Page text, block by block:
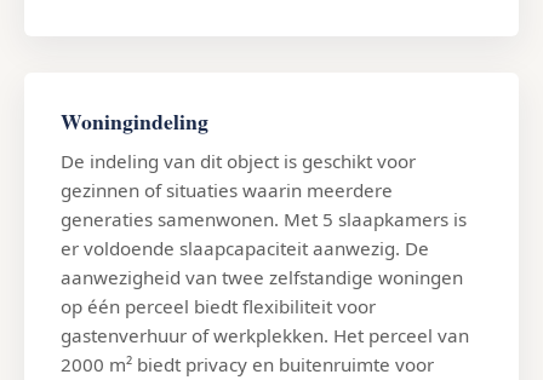
Woningindeling
De indeling van dit object is geschikt voor
gezinnen of situaties waarin meerdere
generaties samenwonen. Met 5 slaapkamers is
er voldoende slaapcapaciteit aanwezig. De
aanwezigheid van twee zelfstandige woningen
op één perceel biedt flexibiliteit voor
gastenverhuur of werkplekken. Het perceel van
2000 m² biedt privacy en buitenruimte voor